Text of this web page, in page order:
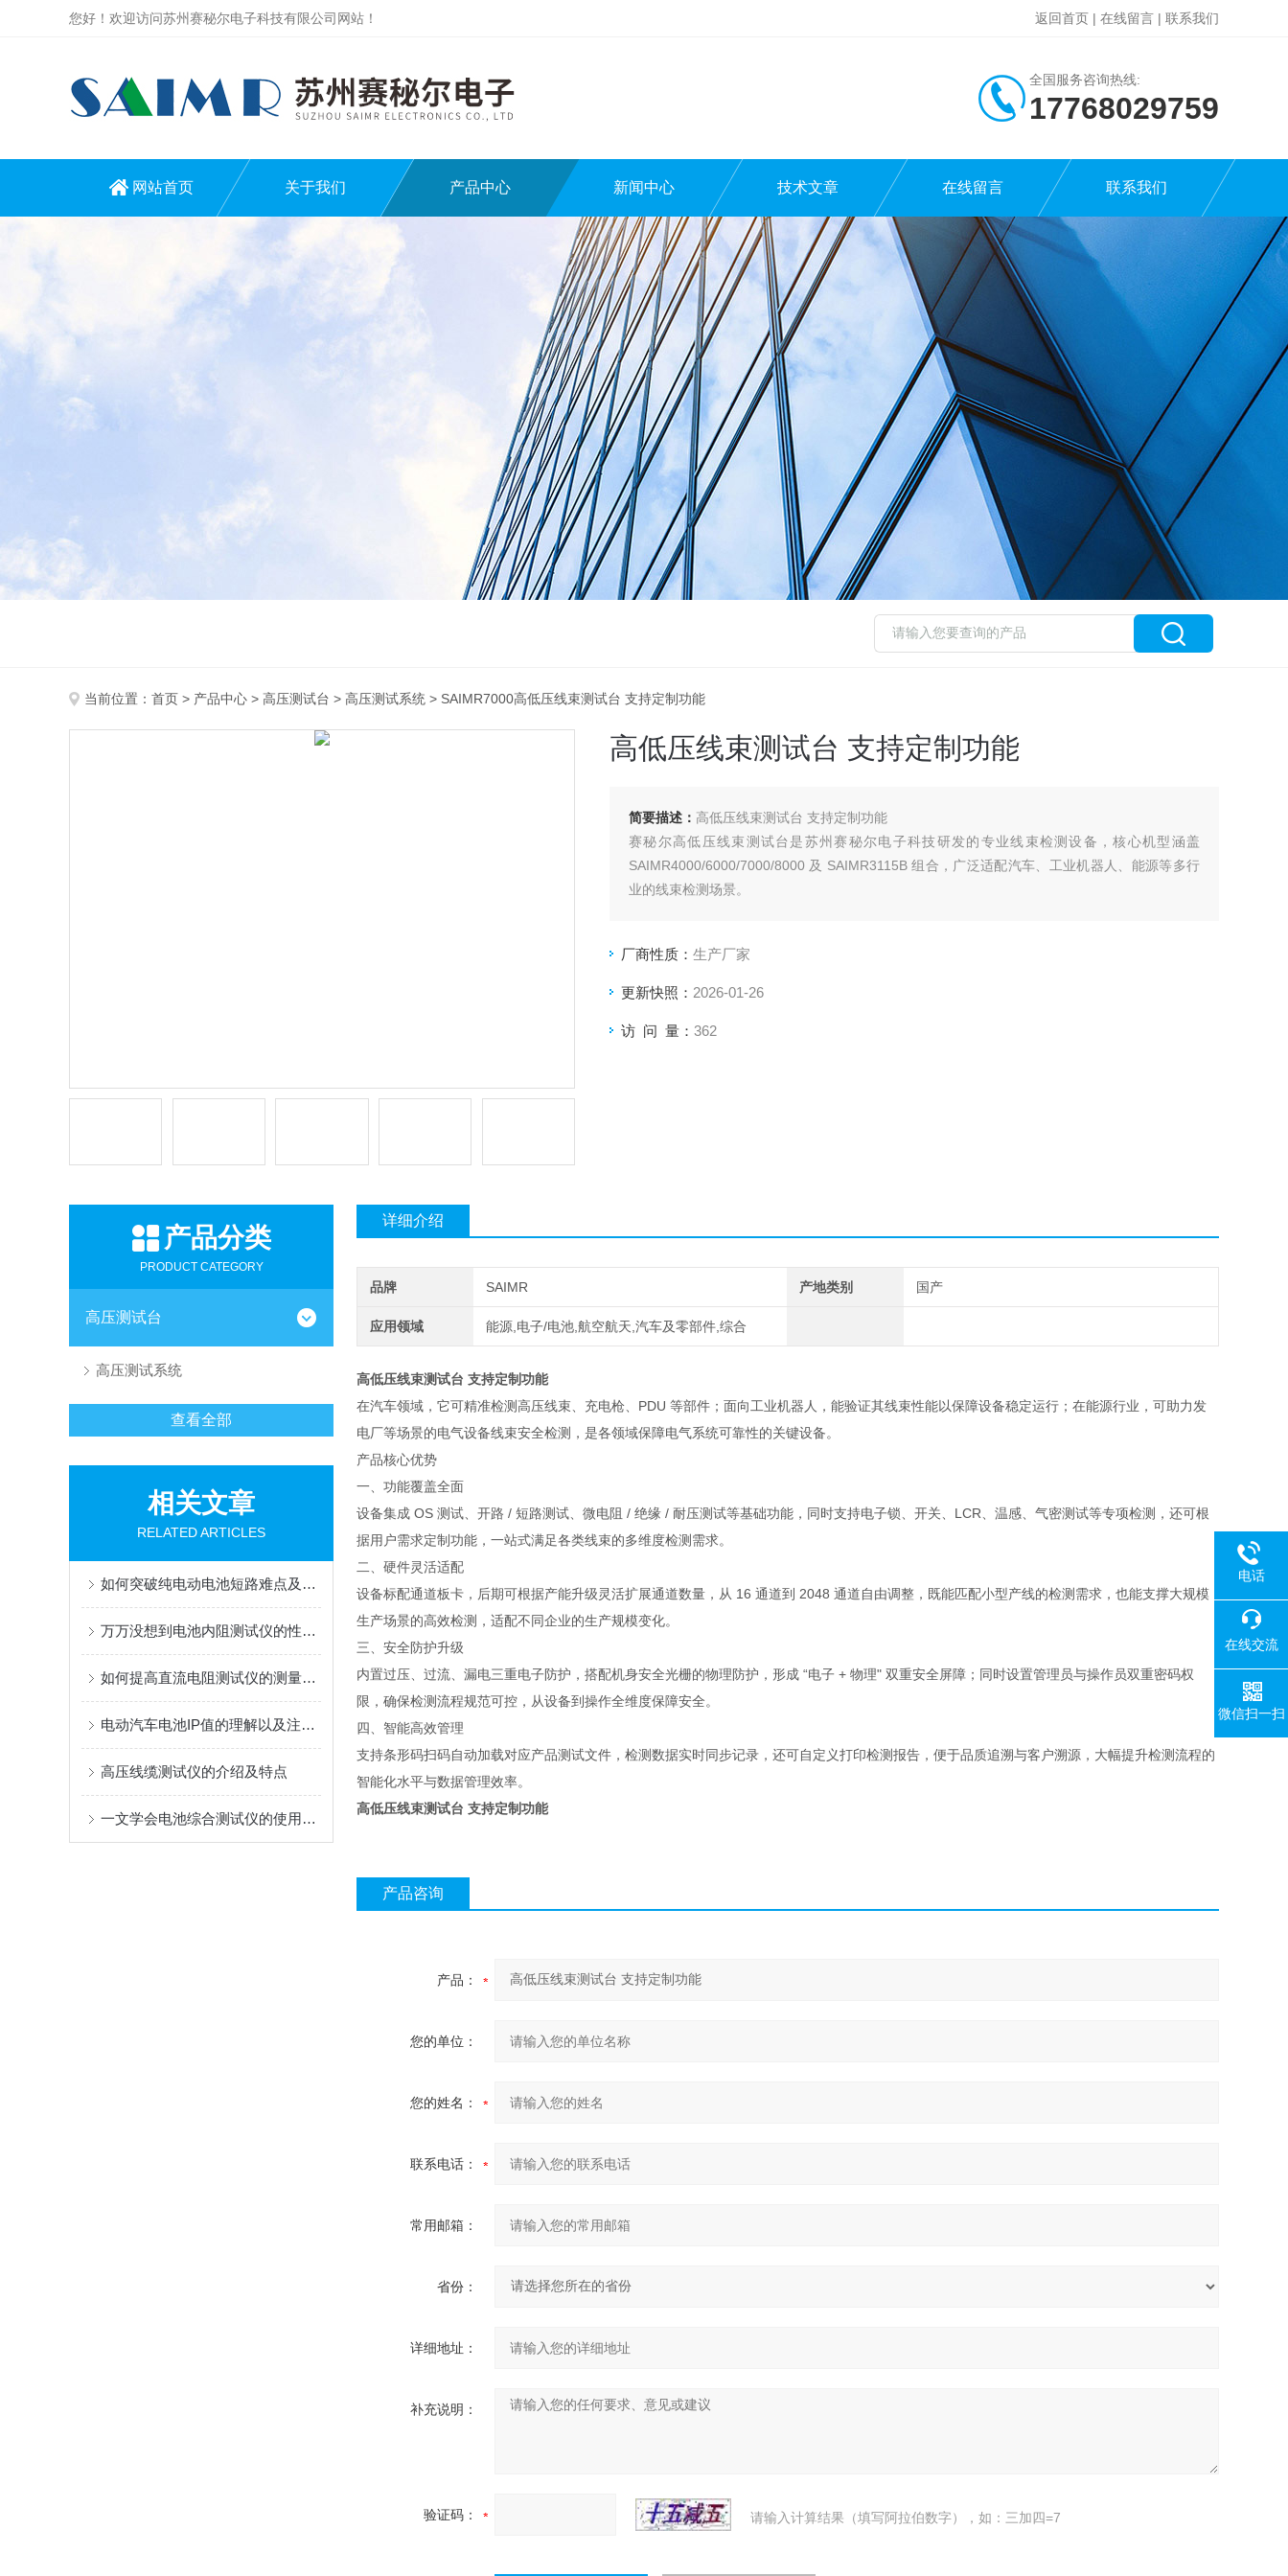
您好！欢迎访问苏州赛秘尔电子科技有限公司网站！ 返回首页 | 在线留言 | 联系我们
全国服务咨询热线:
17768029759
网站首页 关于我们 产品中心 新闻中心 技术文章 在线留言 联系我们
当前位置： 首页 > 产品中心 > 高压测试台 > 高压测试系统 > SAIMR7000高低压线束测试台 支持定制功能
高低压线束测试台 支持定制功能
简要描述： 高低压线束测试台 支持定制功能
赛秘尔高低压线束测试台是苏州赛秘尔电子科技研发的专业线束检测设备，核心机型涵盖
SAIMR4000/6000/7000/8000 及 SAIMR3115B 组合，广泛适配汽车、工业机器人、能源等多行
业的线束检测场景。
厂商性质： 生产厂家
更新快照： 2026-01-26
访 问 量： 362
产品分类
PRODUCT CATEGORY
高压测试台
高压测试系统
查看全部
相关文章
RELATED ARTICLES
如何突破纯电动电池短路难点及保护设计方案解析
万万没想到电池内阻测试仪的性能特点那么多
如何提高直流电阻测试仪的测量准确性与稳定性
电动汽车电池IP值的理解以及注意事项
高压线缆测试仪的介绍及特点
一文学会电池综合测试仪的使用步骤
详细介绍
品牌 SAIMR 产地类别 国产
应用领域 能源,电子/电池,航空航天,汽车及零部件,综合
高低压线束测试台 支持定制功能
在汽车领域，它可精准检测高压线束、充电枪、PDU 等部件；面向工业机器人，能验证其线束性能以保障设备稳定运行；在能源行业，可助力发
电厂等场景的电气设备线束安全检测，是各领域保障电气系统可靠性的关键设备。
产品核心优势
一、功能覆盖全面
设备集成 OS 测试、开路 / 短路测试、微电阻 / 绝缘 / 耐压测试等基础功能，同时支持电子锁、开关、LCR、温感、气密测试等专项检测，还可根
据用户需求定制功能，一站式满足各类线束的多维度检测需求。
二、硬件灵活适配
设备标配通道板卡，后期可根据产能升级灵活扩展通道数量，从 16 通道到 2048 通道自由调整，既能匹配小型产线的检测需求，也能支撑大规模
生产场景的高效检测，适配不同企业的生产规模变化。
三、安全防护升级
内置过压、过流、漏电三重电子防护，搭配机身安全光栅的物理防护，形成 “电子 + 物理" 双重安全屏障；同时设置管理员与操作员双重密码权
限，确保检测流程规范可控，从设备到操作全维度保障安全。
四、智能高效管理
支持条形码扫码自动加载对应产品测试文件，检测数据实时同步记录，还可自定义打印检测报告，便于品质追溯与客户溯源，大幅提升检测流程的
智能化水平与数据管理效率。
高低压线束测试台 支持定制功能
产品咨询
产品：
您的单位：
您的姓名：
联系电话：
常用邮箱：
省份：
详细地址：
补充说明：
验证码： 请输入计算结果（填写阿拉伯数字），如：三加四=7
电话
在线交流
微信扫一扫